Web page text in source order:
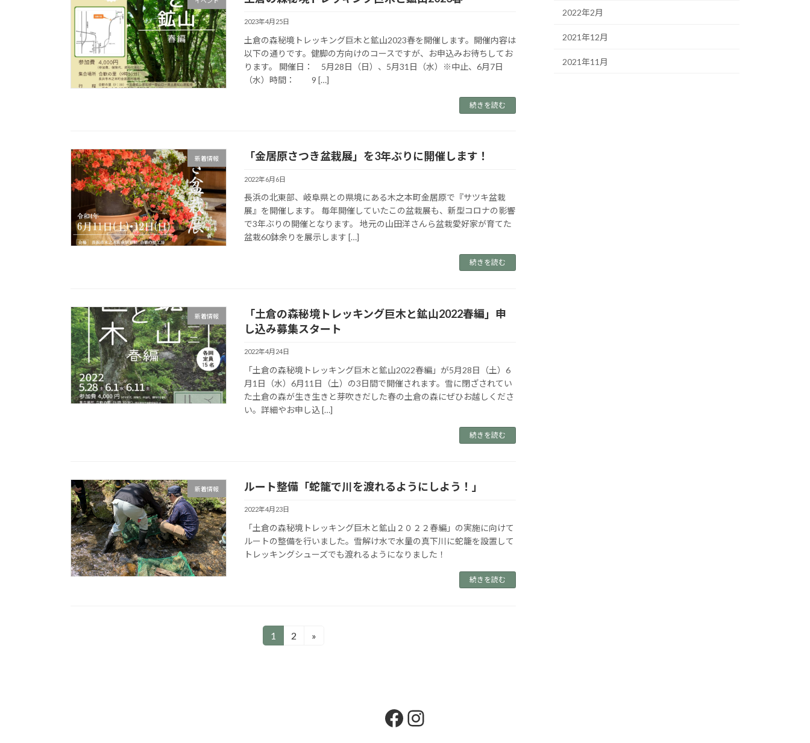
2023年4月25日
土倉の森秘境トレッキング巨木と鉱山2023春を開催します。開催内容は
以下の通りです。健脚の方向けのコースですが、お申込みお待ちしてお
ります。 開催日： 5月28日（日）、5月31日（水）※中止、6月7日
（水）時間： 9 […]
続きを読む
新着情報 「金居原さつき盆栽展」を3年ぶりに開催します！
2022年6月6日
長浜の北東部、岐阜県との県境にある木之本町金居原で『サツキ盆栽
展』を開催します。 毎年開催していたこの盆栽展も、新型コロナの影響
で3年ぶりの開催となります。 地元の山田洋さんら盆栽愛好家が育てた
盆栽60鉢余りを展示します […]
続きを読む
新着情報
「土倉の森秘境トレッキング巨木と鉱山2022春編」申
し込み募集スタート
2022年4月24日
「土倉の森秘境トレッキング巨木と鉱山2022春編」が5月28日（土）6
月1日（水）6月11日（土）の3日間で開催されます。雪に閉ざされてい
た土倉の森が生き生きと芽吹きだした春の土倉の森にぜひお越しくださ
い。詳細やお申し込 […]
続きを読む
新着情報 ルート整備「蛇籠で川を渡れるようにしよう！」
2022年4月23日
「土倉の森秘境トレッキング巨木と鉱山２０２２春編」の実施に向けて
ルートの整備を行いました。雪解け水で水量の真下川に蛇籠を設置して
トレッキングシューズでも渡れるようになりました！
続きを読む
固
1
固
2 »
2022年2月
2021年12月
2021年11月
Facebook
Instagram